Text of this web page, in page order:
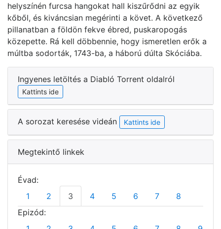
helyszínén furcsa hangokat hall kiszűrődni az egyik
kőből, és kiváncsian megérinti a követ. A következő
pillanatban a földön fekve ébred, puskaropogás
közepette. Rá kell döbbennie, hogy ismeretlen erők a
múltba sodorták, 1743-ba, a háború dúlta Skóciába.
Ingyenes letöltés a Diabló Torrent oldalról
Kattints ide
A sorozat keresése videán Kattints ide
Megtekintő linkek
Évad:
1
2 3 4 5 6 7
8
Epizód: